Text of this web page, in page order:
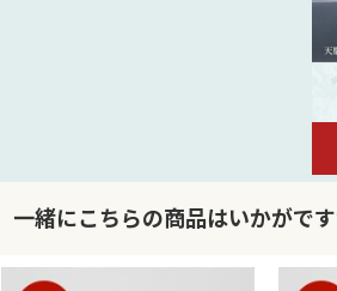
一緒にこちらの商品はいかがで